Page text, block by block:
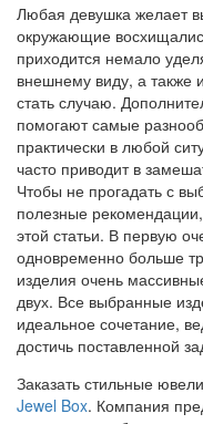
Любая девушка желает
окружающие
приходится немало
внешнему виду, а также
стать случаю.
помогают самые
практически в любой
часто приводит в
Чтобы не прогадать с
полезные
этой статьи. В первую
одновременно больше
изделия очень
двух. Все выбранные
идеальное сочетание,
достичь поставленной
Заказать стильные
Jewel Box. Компания